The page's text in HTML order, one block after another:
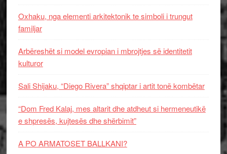
Oxhaku, nga elementi arkitektonik te simboli i trungut
familjar
Arbëreshët si model evropian i mbrojtjes së identitetit
kulturor
Sali Shijaku, “Diego Rivera” shqiptar i artit tonë kombëtar
“Dom Fred Kalaj, mes altarit dhe atdheut si hermeneutikë
e shpresës, kujtesës dhe shërbimit”
A PO ARMATOSET BALLKANI?